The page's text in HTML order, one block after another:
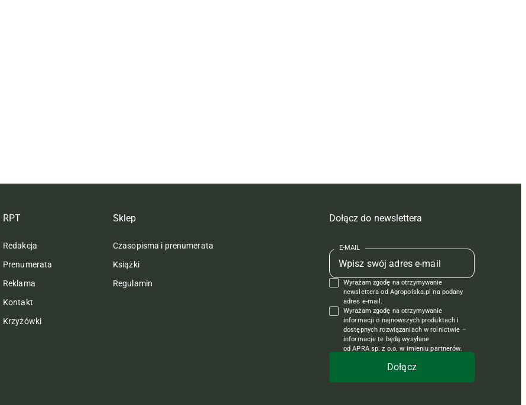
RPT
Redakcja
Prenumerata
Reklama
Kontakt
Krzyżówki
Sklep
Czasopisma i prenumerata
Książki
Regulamin
Dołącz do newslettera
E-MAIL
Wyrażam zgodę na otrzymywanie
newslettera od Agropolska.pl na podany
adres e-mail.
Wyrażam zgodę na otrzymywanie
informacji o najnowszych produktach i
dostępnych rozwiązaniach w rolnictwie –
informacje te będą wysyłane
od APRA sp. z o.o. w imieniu partnerów.